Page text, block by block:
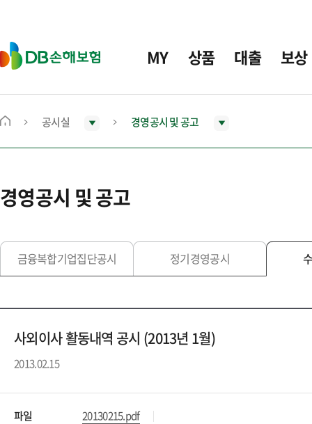
D
B
보
MY 상품 대출 보상
메
으
로
동
공시실 경영공시 및 공고
경영공시 및 공고
금융복합기업집단공시 정기경영공시
사외이사 활동내역 공시 (2013년 1월)
2013.02.15
파일 20130215.pdf